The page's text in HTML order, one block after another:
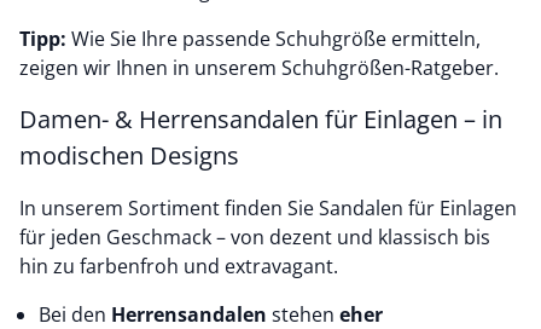
Tipp: Wie Sie Ihre passende Schuhgröße ermitteln,
zeigen wir Ihnen in unserem Schuhgrößen-Ratgeber.
Damen- & Herrensandalen für Einlagen – in
modischen Designs
In unserem Sortiment finden Sie Sandalen für Einlagen
für jeden Geschmack – von dezent und klassisch bis
hin zu farbenfroh und extravagant.
Bei den Herrensandalen stehen eher